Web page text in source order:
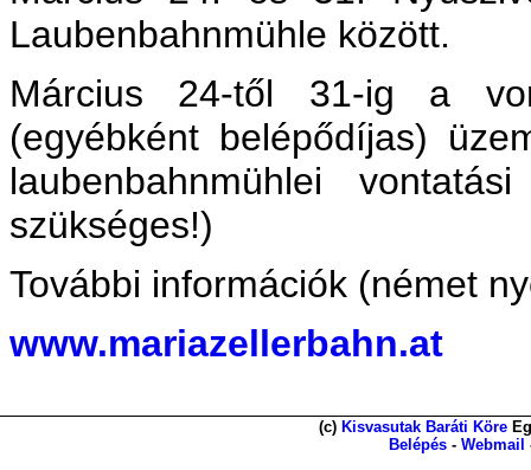
Laubenbahnmühle között.
Március 24-től 31-ig a
(egyébként belépődíjas)
laubenbahnmühlei
szükséges!)
További információk (német
www.mariazellerbahn.at
(c) Kisvasutak Baráti Köre
Belépés - Webmail